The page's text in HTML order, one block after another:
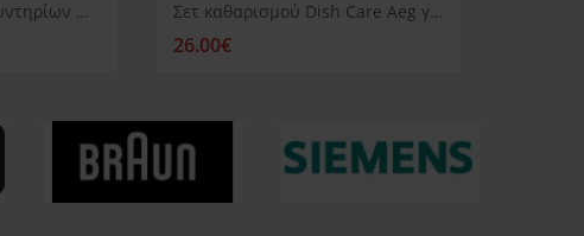
Υγρό Συντήρησης Πλυντηρίων Πιάτων Siemens Σετ καθαρισμού Dish Care Aeg για πλυντήριο πιάτων
26.00€